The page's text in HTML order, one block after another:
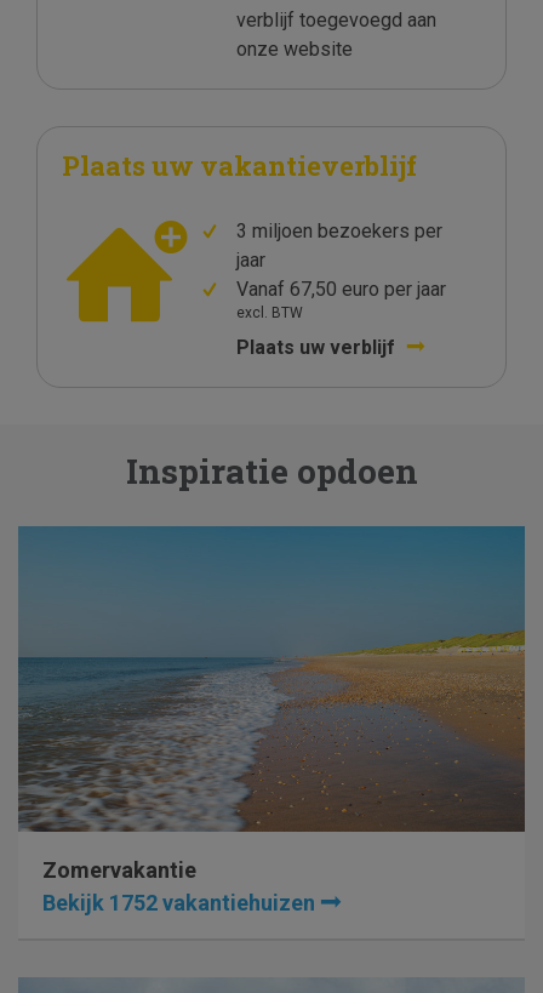
verblijf toegevoegd aan
onze website
Plaats uw vakantieverblijf
3 miljoen bezoekers per
jaar
Vanaf 67,50 euro per jaar
excl. BTW
Plaats uw verblijf
Inspiratie opdoen
Zomervakantie
Bekijk 1752 vakantiehuizen